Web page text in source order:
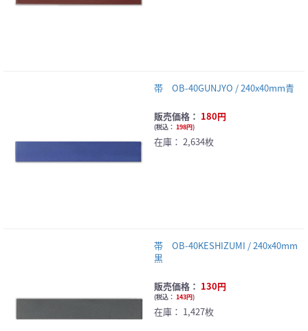
帯 OB-40GUNJYO / 240x40mm青
販売価格： 180円
(税込： 198円)
在庫： 2,634枚
帯 OB-40KESHIZUMI / 240x40mm
黒
販売価格： 130円
(税込： 143円)
在庫： 1,427枚